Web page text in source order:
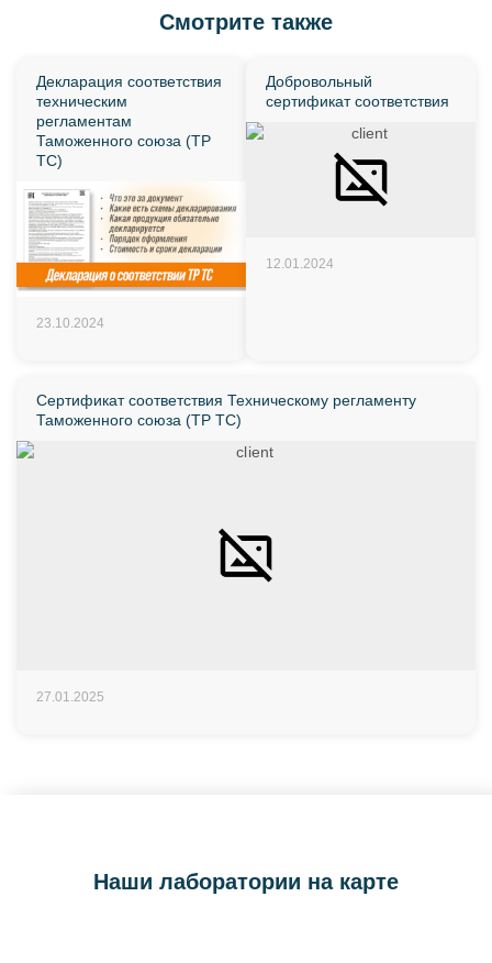
Смотрите также
Декларация соответствия
техническим
регламентам
Таможенного союза (ТР
ТС)
23.10.2024
Добровольный
сертификат соответствия
12.01.2024
Сертификат соответствия Техническому регламенту
Таможенного союза (ТР ТС)
27.01.2025
Наши лаборатории на карте